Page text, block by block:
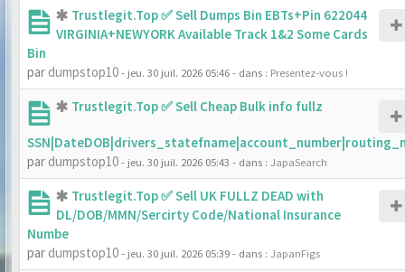
Trustlegit.Top ✅ Sell Dumps Bin EBTs+Pin 622044
VIRGINIA+NEWYORK Available Track 1&2 Some Cards
Bin
par dumpstop10- jeu. 30 juil. 2026 05:46- dans : Presentez-vous !
Trustlegit.Top ✅ Sell Cheap Bulk info fullz
par dumpstop10- jeu. 30 juil. 2026 05:43 - dans : JapaSearch
Trustlegit.Top ✅ Sell UK FULLZ DEAD with
DL/DOB/MMN/Sercirty Code/National Insurance
Numbe
par dumpstop10- jeu. 30 juil. 2026 05:39- dans : JapanFigs